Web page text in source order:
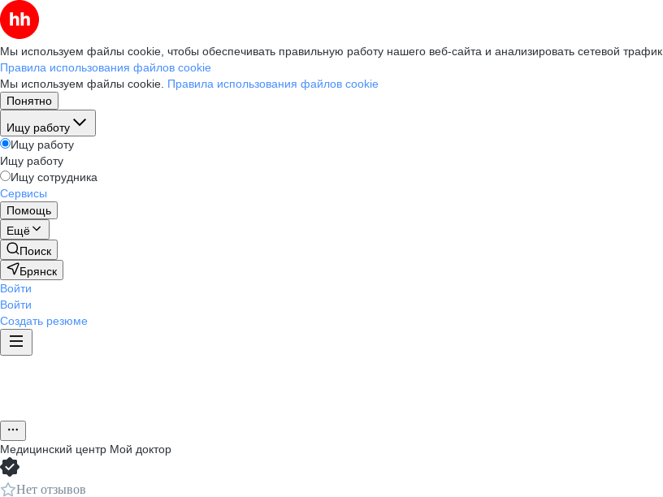
Мы используем файлы cookie, чтобы обеспечивать правильную работу нашего веб-сайта и анализировать сетевой трафик.
Правила использования файлов cookie
Мы используем файлы cookie. Правила использования файлов cookie
Понятно
Ищу работу
Ищу работу
Ищу работу
Ищу сотрудника
Сервисы
Помощь
Ещё
Поиск
Брянск
Войти
Войти
Создать резюме
Медицинский центр Мой доктор
Нет отзывов